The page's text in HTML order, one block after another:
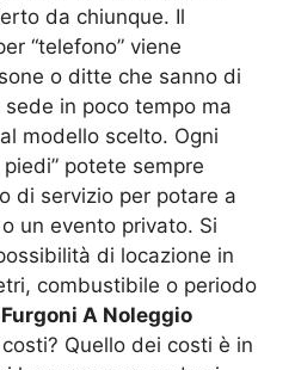
da chiunque. Il
“telefono” viene
o ditte che sanno di
in poco tempo ma
modello scelto. Ogni
potete sempre
di servizio per potare a
un evento privato. Si
di locazione in
combustibile o periodo
Furgoni A Noleggio
Quello dei costi è in